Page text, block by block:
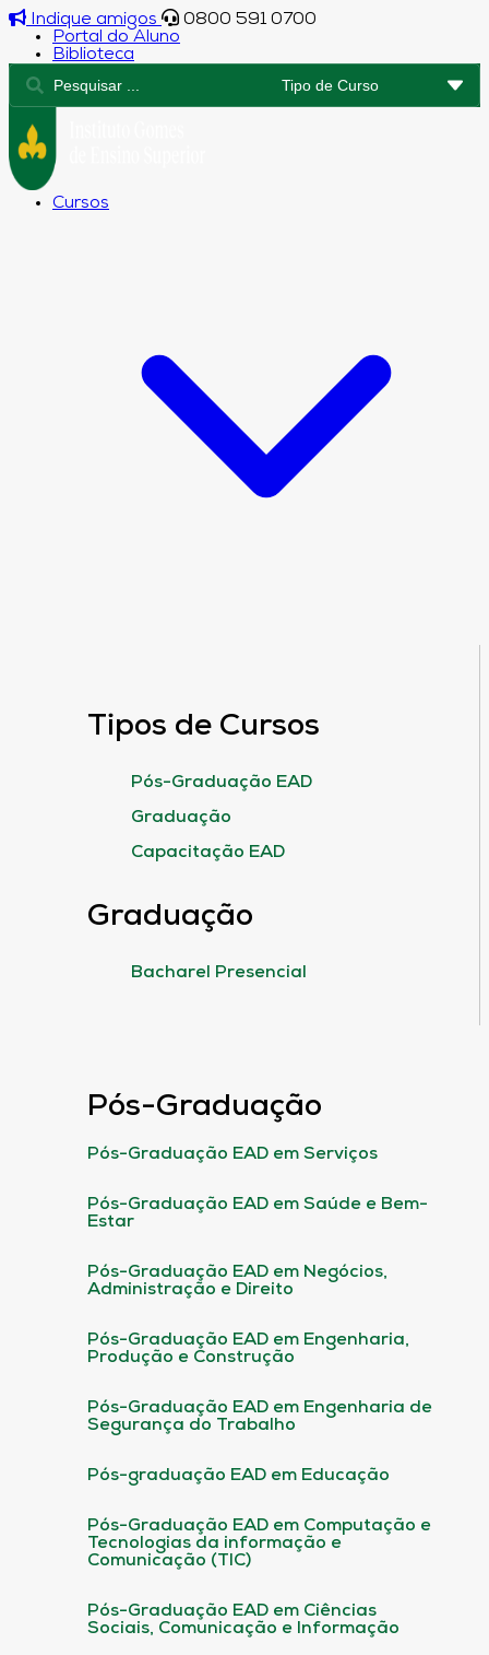
Indique amigos
0800 591 0700
Portal do Aluno
Biblioteca
Cursos
Tipos de Cursos
Pós-Graduação EAD
Graduação
Capacitação EAD
Graduação
Bacharel Presencial
Pós-Graduação
Pós-Graduação EAD em Serviços
Pós-Graduação EAD em Saúde e Bem-
Estar
Pós-Graduação EAD em Negócios,
Administração e Direito
Pós-Graduação EAD em Engenharia,
Produção e Construção
Pós-Graduação EAD em Engenharia de
Segurança do Trabalho
Pós-graduação EAD em Educação
Pós-Graduação EAD em Computação e
Tecnologias da informação e
Comunicação (TIC)
Pós-Graduação EAD em Ciências
Sociais, Comunicação e Informação